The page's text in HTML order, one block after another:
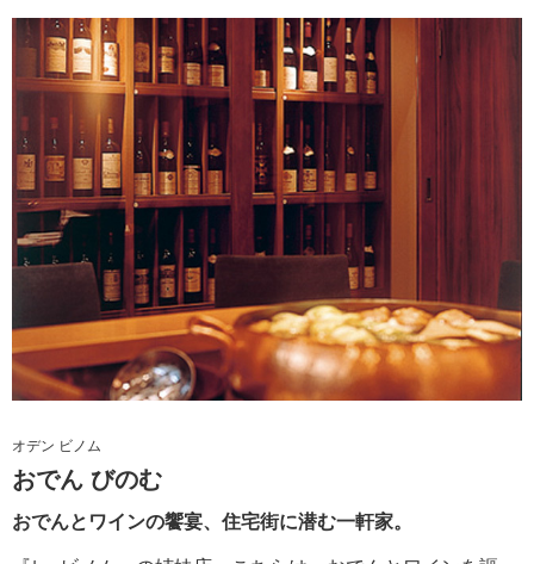
オデン ビノム
おでん びのむ
おでんとワインの饗宴、住宅街に潜む一軒家。